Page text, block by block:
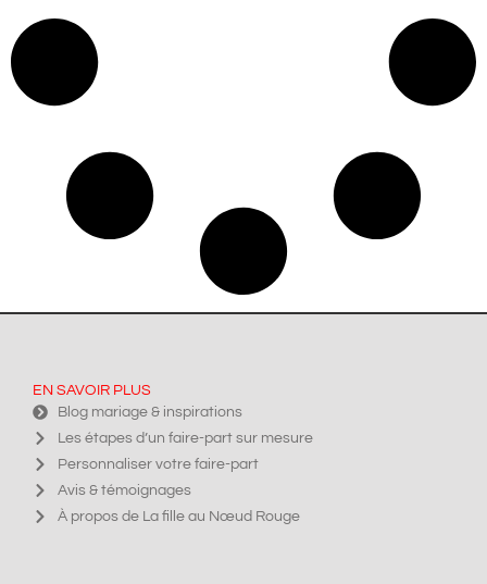
EN SAVOIR PLUS
Blog mariage & inspirations
Les étapes d’un faire-part sur mesure
Personnaliser votre faire-part
Avis & témoignages
À propos de La fille au Nœud Rouge